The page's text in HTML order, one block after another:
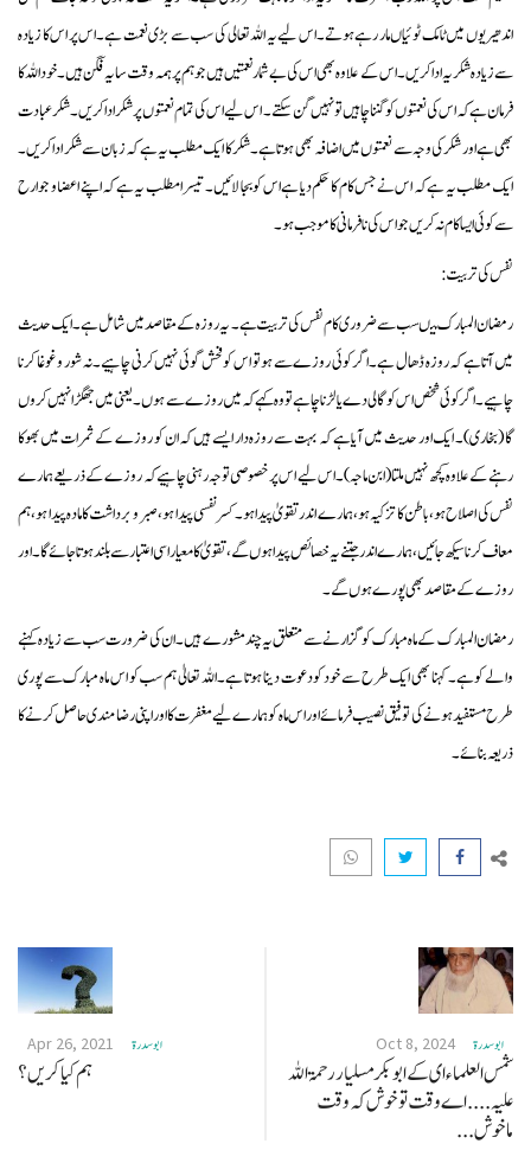
اندھیریوں میں ٹامک ٹوئیاں مار رہے ہوتے۔اس لیے یہ اللہ تعالی کی سب سے بڑی نعمت ہے۔اس پر اس کا زیادہ
سے زیادہ شکریہ ادا کریں۔ اس کے علاوہ بھی اس کی بے شمار نعمتیں ہیں جو ہم پر ہمہ وقت سایہ فگن ہیں۔ خود اللہ کا
فرمان ہے کہ اس کی نعمتوں کو گننا چاہیں تو نہیں گن سکتے۔ اس لیے اس کی تمام نعمتوں پر شکر ادا کریں۔ شکر عبادت
بھی ہے اور شکر کی وجہ سے نعمتوں میں اضافہ بھی ہوتا ہے۔ شکر کا ایک مطلب یہ ہے کہ زبان سے شکر ادا کریں۔
ایک مطلب یہ ہے کہ اس نے جس کام کا حکم دیا ہے اس کو بجا لائیں۔ تیسرا مطلب یہ ہے کہ اپنے اعضا و جوارح
سے کوئی ایسا کام نہ کریں جو اس کی نافرمانی کا موجب ہو۔
نفس کی تربیت:
رمضان المبارک میںسب سے ضروری کام نفس کی تربیت ہے۔ یہ روزہ کے مقاصد میں شامل ہے۔ ایک حدیث
میں آتا ہے کہ روزہ ڈھال ہے۔ اگر کوئی روزے سے ہو تو اس کو فحش گوئی نہیں کرنی چاہیے۔ نہ شور و غوغا کرنا
چاہیے۔ اگر کوئی شخص اس کو گالی دے یا لڑنا چاہے تو وہ کہے کہ میں روزے سے ہوں۔ یعنی میں جھگڑا نہیں کروں
گا (بخاری)۔ ایک اور حدیث میں آیا ہے کہ بہت سے روزہ دار ایسے ہیں کہ ان کو روزے کے ثمرات میں بھوکا
رہنے کے علاوہ کچھ نہیں ملتا (ابن ماجہ)۔ اس لیے اس پر خصوصی توجہ رہنی چاہیے کہ روزے کے ذریعے ہمارے
نفس کی اصلاح ہو، باطن کا تزکیہ ہو، ہمارے اندر تقویٰ پیدا ہو۔ کسر نفسی پیدا ہو، صبر و برداشت کا مادہ پیدا ہو، ہم
معاف کرنا سیکھ جائیں، ہمارے اندر جتنے یہ خصائص پیدا ہوں گے، تقویٰ کا معیار اسی اعتبار سے بلند ہوتا جائے گا۔اور
روزے کے مقاصد بھی پورے ہوں گے۔
رمضان المبارک کے ماہ مبارک کو گزارنے سے متعلق یہ چند مشورے ہیں۔ ان کی ضرورت سب سے زیادہ کہنے
والے کو ہے۔ کہنا بھی ایک طرح سے خود کو دعوت دینا ہوتا ہے۔ اللہ تعالیٰ ہم سب کو اس ماہ مبارک سے پوری
طرح مستفید ہونے کی توفیق نصیب فرمائے اور اس ماہ کو ہمارے لیے مغفرت کااور اپنی رضا مندی حاصل کرنے کا
ذریعہ بنائے۔
ابو سدرة Oct 8, 2024
شمس العلماء ای کے ابو بکر مسلیار رحمۃ اللہ
علیہ .... اے وقت تو خوش کہ وقت
ماخوش...
ابو سدرة Apr 26, 2021
ہم کیا کریں؟